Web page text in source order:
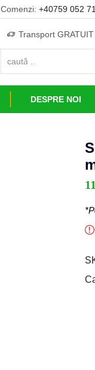
Comenzi: +40759 052
Transport
DESPRE NOI